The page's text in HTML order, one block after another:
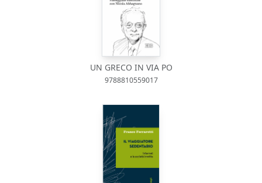
UN GRECO IN VIA PO
9788810559017